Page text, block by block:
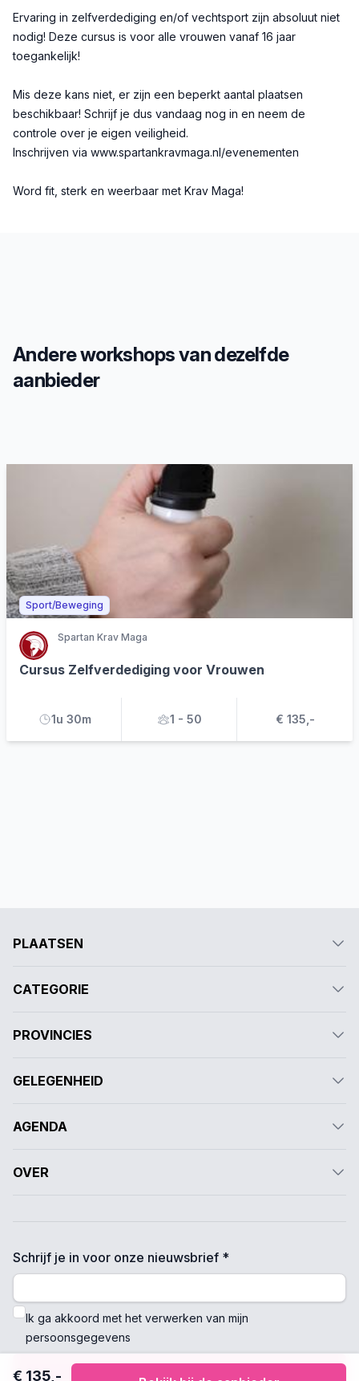
Ervaring in zelfverdediging en/of vechtsport zijn absoluut niet
nodig! Deze cursus is voor alle vrouwen vanaf 16 jaar
toegankelijk!
Mis deze kans niet, er zijn een beperkt aantal plaatsen
beschikbaar! Schrijf je dus vandaag nog in en neem de
controle over je eigen veiligheid.
Inschrijven via www.spartankravmaga.nl/evenementen
Word fit, sterk en weerbaar met Krav Maga!
Andere workshops van dezelfde
aanbieder
Sport/Beweging
Spartan Krav Maga
Cursus Zelfverdediging voor Vrouwen
1u 30m 1 - 50 € 135,-
€ 135,-
PLAATSEN
CATEGORIE
PROVINCIES
GELEGENHEID
AGENDA
OVER
Schrijf je in voor onze nieuwsbrief *
Ik ga akkoord met het verwerken van mijn
persoonsgegevens
Verzenden